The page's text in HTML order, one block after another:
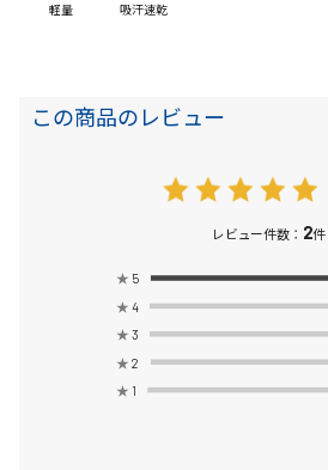
軽量 吸汗速乾
この商品のレビュー
レビュー件数： 2件
★ 5
★ 4
★ 3
★ 2
★ 1